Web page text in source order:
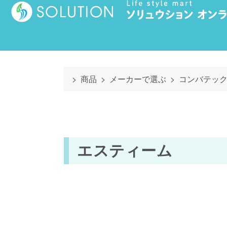
商品 メーカーで選ぶ コンバテック
エスティーム